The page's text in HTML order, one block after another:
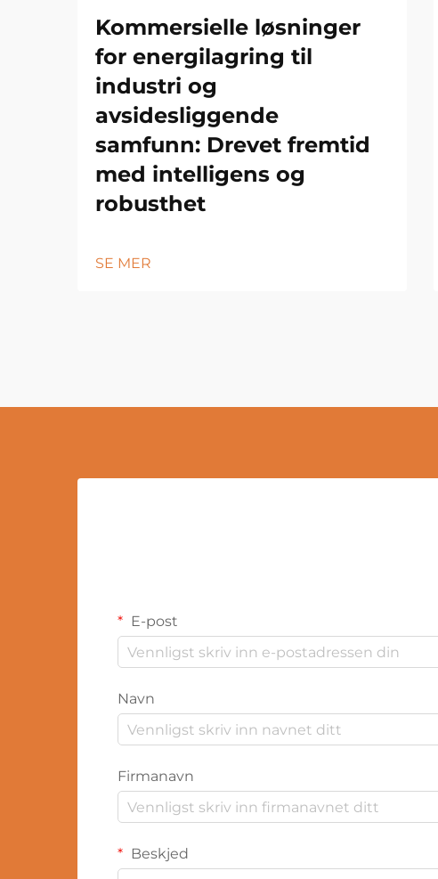
Kommersielle løsninger
for energilagring til
industri og
avsidesliggende
samfunn: Drevet fremtid
med intelligens og
robusthet
SE MER
E-post
Navn
Firmanavn
Beskjed